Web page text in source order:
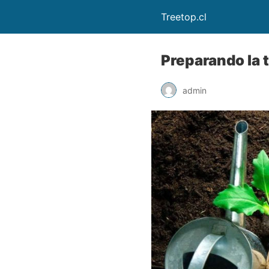
Treetop.cl
Preparando la
admin